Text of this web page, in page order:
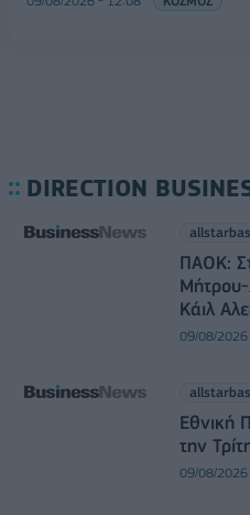
DIRECTION
ΠΑΟΚ:
Μήτρου-
Κάιλ
09/08/
Εθνική
την
09/08/